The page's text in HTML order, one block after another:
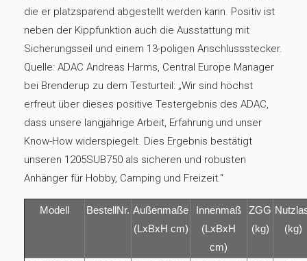
die er platzsparend abgestellt werden kann. Positiv ist
neben der Kippfunktion auch die Ausstattung mit
Sicherungsseil und einem 13-poligen Anschlussstecker.
Quelle: ADAC Andreas Harms, Central Europe Manager
bei Brenderup zu dem Testurteil: „Wir sind höchst
erfreut über dieses positive Testergebnis des ADAC,
dass unsere langjährige Arbeit, Erfahrung und unser
Know-How widerspiegelt. Dies Ergebnis bestätigt
unseren 1205SUB750 als sicheren und robusten
Anhänger für Hobby, Camping und Freizeit.“
Modell BestellNr. Außenmaße
(LxBxH cm)
Innenmaß
(LxBxH
cm)
ZGG
(kg)
(kg)